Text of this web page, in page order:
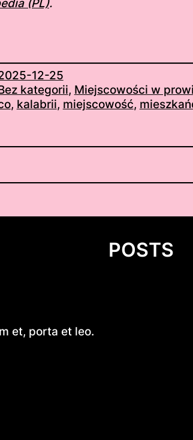
(PL).
12-25
kategorii, Miejscowości w
, kalabrii, miejscowość,
et, porta et leo.
POSTS